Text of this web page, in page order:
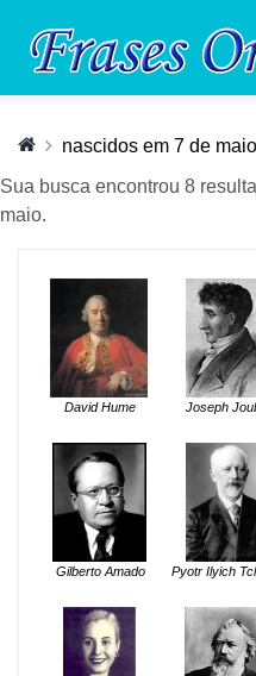
nascidos em 7 de maio
Sua busca encontrou 8
maio.
David Hume Joseph
Gilberto Amado Pyotr Ilyich